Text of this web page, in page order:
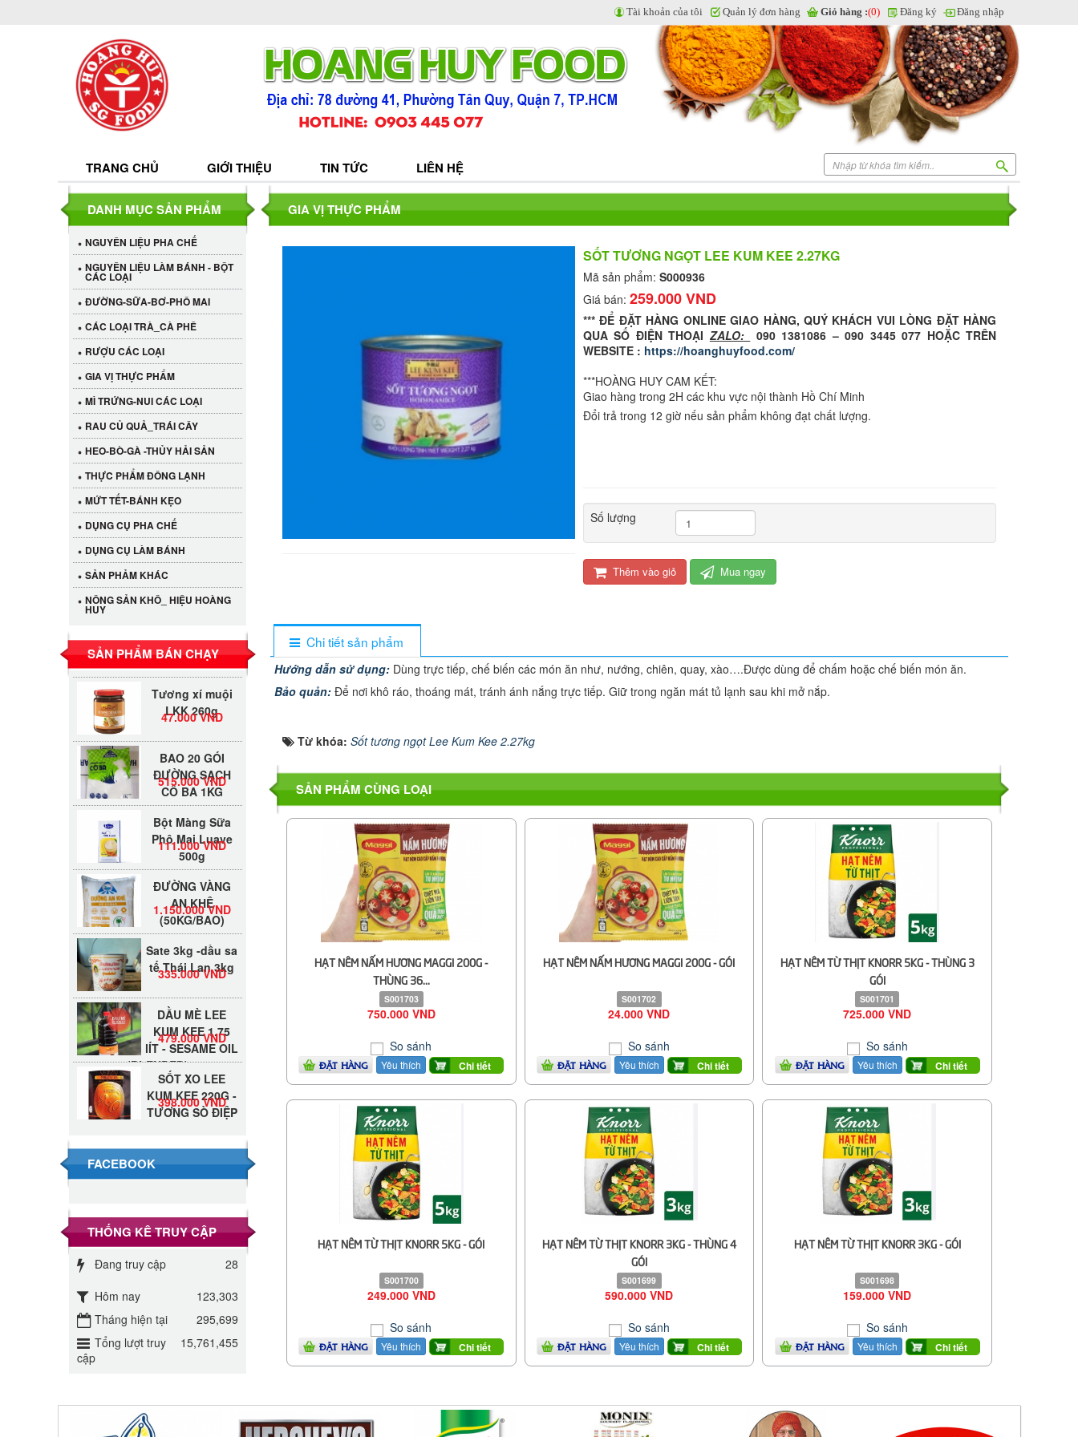
TRANG CHỦ GIỚI THIỆU TIN TỨC LIÊN HỆ
Tài khoản của tôi Quản lý đơn hàng Giỏ hàng :(0) Đăng ký Đăng nhập
GIA VỊ THỰC PHẨM
SỐT TƯƠNG NGỌT LEE KUM KEE 2.27KG
Mã sản phẩm: S000936
Giá bán: 259.000 VND
*** ĐỂ ĐẶT HÀNG ONLINE GIAO HÀNG, QUÝ KHÁCH VUI LÒNG ĐẶT HÀNG
QUA SỐ ĐIỆN THOẠI ZALO:
090 1381086 – 090 3445 077 HOẶC TRÊN
WEBSITE : https://hoanghuyfood.com/
***HOÀNG HUY CAM KẾT:
Giao hàng trong 2H các khu vực nội thành Hồ Chí Minh
Đổi trả trong 12 giờ nếu sản phẩm không đạt chất lượng.
Số lượng
Thêm vào giỏ Mua ngay
Chi tiết sản phẩm
Hướng dẫn sử dụng: Dùng trực tiếp, chế biến các món ăn như, nướng, chiên, quay, xào….Được dùng để chấm hoặc chế biến món ăn.
Bảo quản: Để nơi khô ráo, thoáng mát, tránh ánh nắng trực tiếp. Giữ trong ngăn mát tủ lạnh sau khi mở nắp.
Từ khóa: Sốt tương ngọt Lee Kum Kee 2.27kg
SẢN PHẨM CÙNG LOẠI
HẠT NÊM NẤM HƯƠNG MAGGI 200G -
THÙNG 36...
S001703
750.000 VND
So sánh
ĐẶT HÀNG Yêu thích Chi tiết
HẠT NÊM NẤM HƯƠNG MAGGI 200G - GÓI
S001702
24.000 VND
So sánh
ĐẶT HÀNG Yêu thích Chi tiết
HẠT NÊM TỪ THỊT KNORR 5KG - THÙNG 3
GÓI
S001701
725.000 VND
So sánh
ĐẶT HÀNG Yêu thích Chi tiết
HẠT NÊM TỪ THỊT KNORR 5KG - GÓI
S001700
249.000 VND
So sánh
ĐẶT HÀNG Yêu thích Chi tiết
HẠT NÊM TỪ THỊT KNORR 3KG - THÙNG 4
GÓI
S001699
590.000 VND
So sánh
ĐẶT HÀNG Yêu thích Chi tiết
HẠT NÊM TỪ THỊT KNORR 3KG - GÓI
S001698
159.000 VND
So sánh
ĐẶT HÀNG Yêu thích Chi tiết
DANH MỤC SẢN PHẨM
NGUYÊN LIỆU PHA CHẾ
NGUYÊN LIỆU LÀM BÁNH - BỘT
CÁC LOẠI
ĐƯỜNG-SỮA-BƠ-PHÔ MAI
CÁC LOẠI TRÀ_CÀ PHÊ
RƯỢU CÁC LOẠI
GIA VỊ THỰC PHẨM
MÌ TRỨNG-NUI CÁC LOẠI
RAU CỦ QUẢ_TRÁI CÂY
HEO-BÒ-GÀ -THỦY HẢI SẢN
THỰC PHẨM ĐÔNG LẠNH
MỨT TẾT-BÁNH KẸO
DỤNG CỤ PHA CHẾ
DỤNG CỤ LÀM BÁNH
SẢN PHẢM KHÁC
NÔNG SẢN KHÔ_ HIỆU HOÀNG
HUY
SẢN PHẨM BÁN CHẠY
Cần Tây Đà Lạt
40.000 VND
LKK 260g
530.000 VND
Tương xí muội
LKK 260g
47.000 VND
BAO 20 GÓI
ĐƯỜNG SẠCH
CÔ BA 1KG
515.000 VND
Bột Màng Sữa
Phô Mai Luave
500g
111.000 VND
ĐƯỜNG VÀNG
AN KHÊ
(50KG/BAO)
1.150.000 VND
Sate 3kg -dầu sa
tế Thái Lan 3kg
335.000 VND
DẦU MÈ LEE
KUM KEE 1.75
lÍT - SESAME OIL
(BLENDED)
479.000 VND
SỐT XO LEE
KUM KEE 220G -
TƯƠNG SÒ ĐIỆP
398.000 VND
1kg
345.000 VND
Đường phèn
10kg
Đường mía thiên
nhiên Biên Hòa
32.000 VND
CÔ BA BIÊN
FACEBOOK
THỐNG KÊ TRUY CẬP
Đang truy cập
28
Hôm nay
123,303
Tháng hiện tại
295,699
Tổng lượt truy
cập
15,761,455